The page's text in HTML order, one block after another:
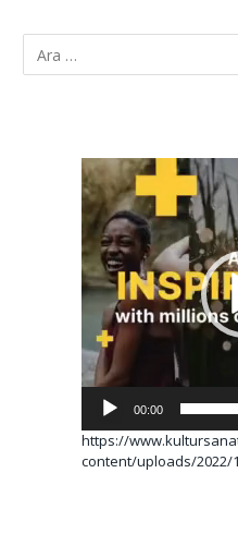
Video
oynatıcı
00:00
https://
content/uploads/2022/